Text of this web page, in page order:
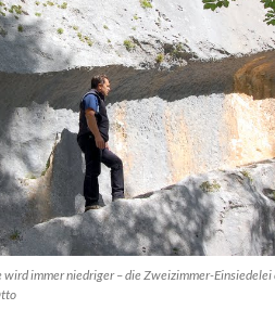
wird immer niedriger – die Zweizimmer-